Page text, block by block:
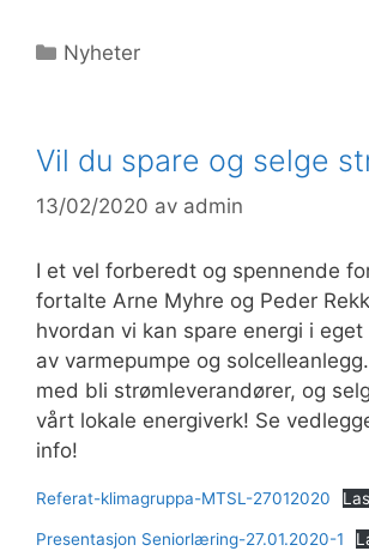
Kategorier
Nyheter
Vil du spare og selge
13/02/2020 av admin
I et vel forberedt og spennende
fortalte Arne Myhre og Peder
hvordan vi kan spare energi i
av varmepumpe og
med bli strømleverandører, og
vårt lokale energiverk! Se
info!
Referat-klimagruppa-MTSL-27012020
Presentasjon Seniorlæring-27.01.2020-1